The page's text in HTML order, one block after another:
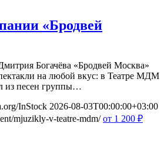
«Бродвей
Богачёва «Бродвей Москва»
на любой вкус: в Театре МДМ
из песен группы…
InStock 2026-08-03T00:00:00+03:00
mjuzikly-v-teatre-mdm/ от 1 200 ₽